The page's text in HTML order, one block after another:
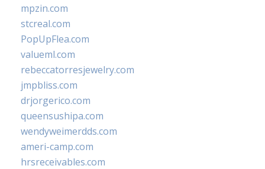
mpzin.com
stcreal.com
PopUpFlea.com
valueml.com
rebeccatorresjewelry.com
jmpbliss.com
drjorgerico.com
queensushipa.com
wendyweimerdds.com
ameri-camp.com
hrsreceivables.com